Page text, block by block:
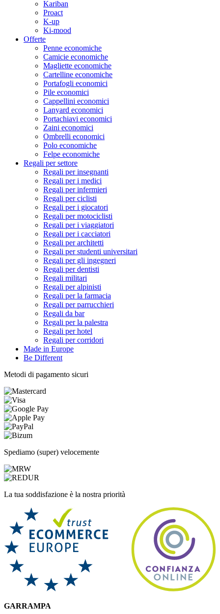
Kariban
Proact
K-up
Ki-mood
Offerte
Penne economiche
Camicie economiche
Magliette economiche
Cartelline economiche
Portafogli economici
Pile economici
Cappellini economici
Lanyard economici
Portachiavi economici
Zaini economici
Ombrelli economici
Polo economiche
Felpe economiche
Regali per settore
Regali per insegnanti
Regali per i medici
Regali per infermieri
Regali per ciclisti
Regali per i giocatori
Regali per motociclisti
Regali per i viaggiatori
Regali per i cacciatori
Regali per architetti
Regali per studenti universitari
Regali per gli ingegneri
Regali per dentisti
Regali militari
Regali per alpinisti
Regali per la farmacia
Regali per parrucchieri
Regali da bar
Regali per la palestra
Regali per hotel
Regali per corridori
Made in Europe
Be Different
Metodi di pagamento sicuri
Spediamo (super) velocemente
La tua soddisfazione è la nostra priorità
GARRAMPA